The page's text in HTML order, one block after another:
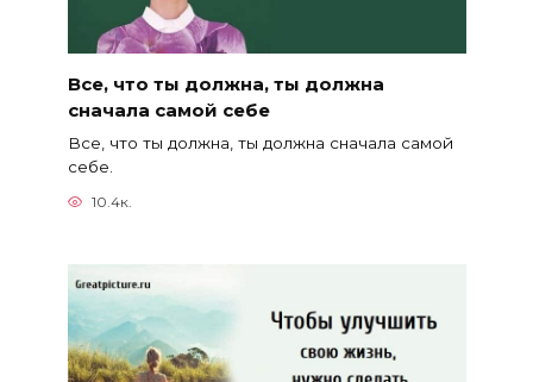
Все, что ты должна, ты должна
сначала самой себе
Все, что ты должна, ты должна сначала самой
себе.
10.4к.